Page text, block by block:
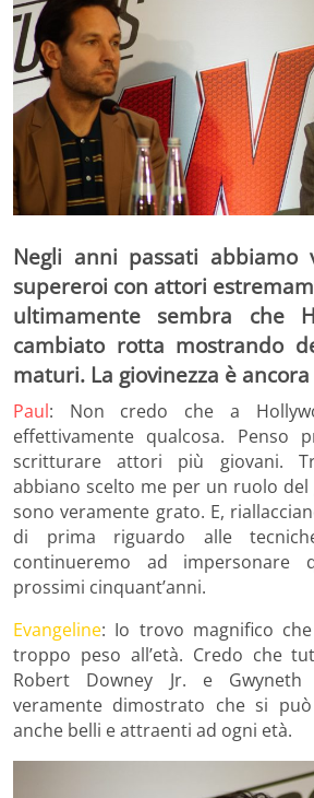
Negli anni passati
supereroi con attori
ultimamente sembra che
cambiato rotta mostrando
maturi. La giovinezza è
Paul: Non credo che a
effettivamente qualcosa. Penso
scritturare attori più giovani.
abbiano scelto me per un ruolo del
sono veramente grato. E,
di prima riguardo alle
continueremo ad
prossimi cinquant’anni.
Evangeline: Io trovo magnifico
troppo peso all’età. Credo che
Robert Downey Jr. e
veramente dimostrato che si
anche belli e attraenti ad ogni età.